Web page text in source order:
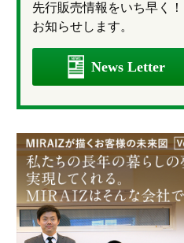
先行販売情報をいち早く！
お知らせします。
News Letter